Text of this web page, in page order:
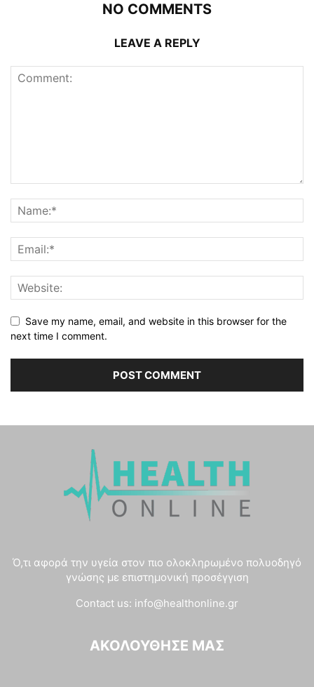
NO COMMENTS
LEAVE A REPLY
Save my name, email, and website in this browser for the
next time I comment.
Ό,τι αφορά την υγεία στον πιο ολοκληρωμένο πολυοδηγό
γνώσης με επιστημονική προσέγγιση
Contact us: info@healthonline.gr
ΑΚΟΛΟΎΘΗΣΈ ΜΑΣ